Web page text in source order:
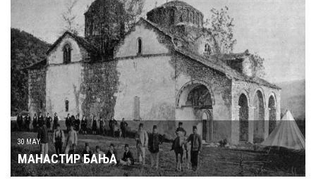
30 MAY
МАНАСТИР БАЊА